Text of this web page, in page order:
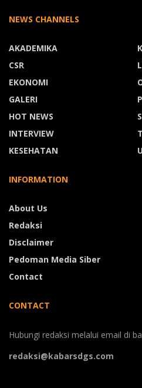
NEWS CHANNELS
AKADEMIKA
CSR
EKONOMI
GALERI
HOT NEWS
INTERVIEW
KESEHATAN
INFORMATION
About Us
Redaksi
Disclaimer
Pedoman Media Siber
Contact
CONTACT
Hubungi redaksi melalui email di
redaksi@kabarsdgs.com